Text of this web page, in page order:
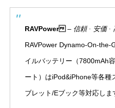
RAVPower – 信頼 · 安価 ·
RAVPower Dynamo-On-the-
イルバッテリー（7800mAh
ート）はiPod&iPhone等各種
ブレット/Eブック等対応しま